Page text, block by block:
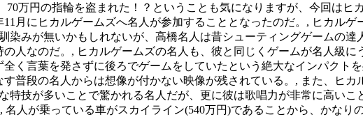
70万円の指輪を盗まれた！？ということも気になりますが、今回は
月にヒカルゲームズへ名人が参加することとなったのだ。, ヒカル
染みが無いかもしれないが、高橋名人は昔シューティングゲームの
人なのだ。, ヒカルゲームズの名人も、彼と同じくゲームが名人級
く言葉を発さずに後ろでゲームをしていたという絶大なインパクト
す普段の名人からは想像が付かない映像が残されている。, また、ヒ
特技が多いことで驚かれる名人だが、更に彼は歌唱力が非常に高い
人が乗っている車がスカイライン(540万円)であることから、かな